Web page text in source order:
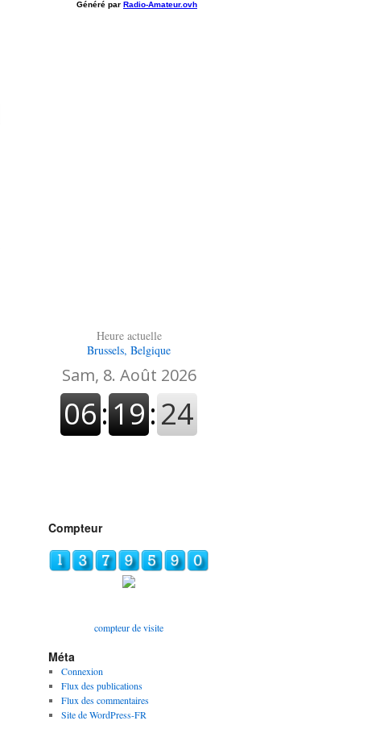
Heure actuelle
Brussels, Belgique
Compteur
compteur de visite
Méta
Connexion
Flux des publications
Flux des commentaires
Site de WordPress-FR